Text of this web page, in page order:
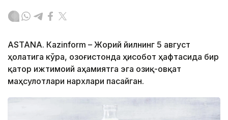
ASTANА. Кazinform – Жорий йилнинг 5 август
ҳолатига кўра, Қозоғистонда ҳисобот ҳафтасида бир
қатор ижтимоий аҳамиятга эга озиқ-овқат
маҳсулотлари нархлари пасайган.